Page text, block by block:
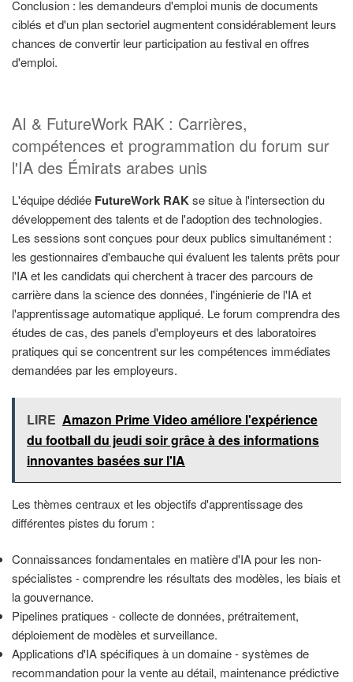
Conclusion : les demandeurs d'emploi munis de documents
ciblés et d'un plan sectoriel augmentent considérablement leurs
chances de convertir leur participation au festival en offres
d'emploi.
AI & FutureWork RAK : Carrières,
compétences et programmation du forum sur
l'IA des Émirats arabes unis
L'équipe dédiée FutureWork RAKse situe à l'intersection du
développement des talents et de l'adoption des technologies.
Les sessions sont conçues pour deux publics simultanément :
les gestionnaires d'embauche qui évaluent les talents prêts pour
l'IA et les candidats qui cherchent à tracer des parcours de
carrière dans la science des données, l'ingénierie de l'IA et
l'apprentissage automatique appliqué. Le forum comprendra des
études de cas, des panels d'employeurs et des laboratoires
pratiques qui se concentrent sur les compétences immédiates
demandées par les employeurs.
LIRE Amazon Prime Video améliore l'expérience
du football du jeudi soir grâce à des informations
innovantes basées sur l'IA
Les thèmes centraux et les objectifs d'apprentissage des
différentes pistes du forum :
Connaissances fondamentales en matière d'IA pour les non-
spécialistes - comprendre les résultats des modèles, les biais et
la gouvernance.
Pipelines pratiques - collecte de données, prétraitement,
déploiement de modèles et surveillance.
Applications d'IA spécifiques à un domaine - systèmes de
recommandation pour la vente au détail, maintenance prédictive